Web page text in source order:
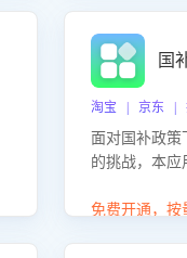
国
淘宝 | 京东 |
面对国补政策
的挑战，本
政策的关注焦
免费开通，按